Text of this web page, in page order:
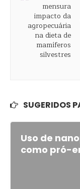
SUGERIDOS
Uso de
como pró-